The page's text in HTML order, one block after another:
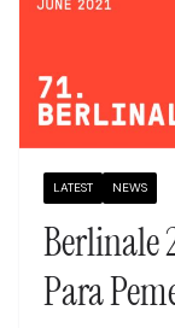
LATEST NEWS
Berlinale
Para